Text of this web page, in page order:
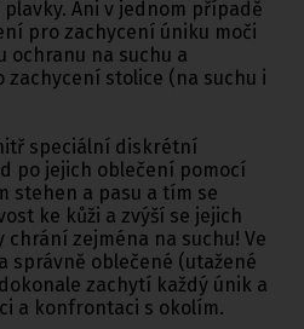
Ani v jednom případě
pro zachycení úniku moči
ochranu na suchu a
stolice (na suchu i
speciální diskrétní
po jejich oblečení pomocí
stehen a pasu a tím se
ke kůži a zvýší se jejich
chrání zejména na suchu! Ve
správně oblečené (utažené
zachytí každý únik a
a konfrontaci s okolím.